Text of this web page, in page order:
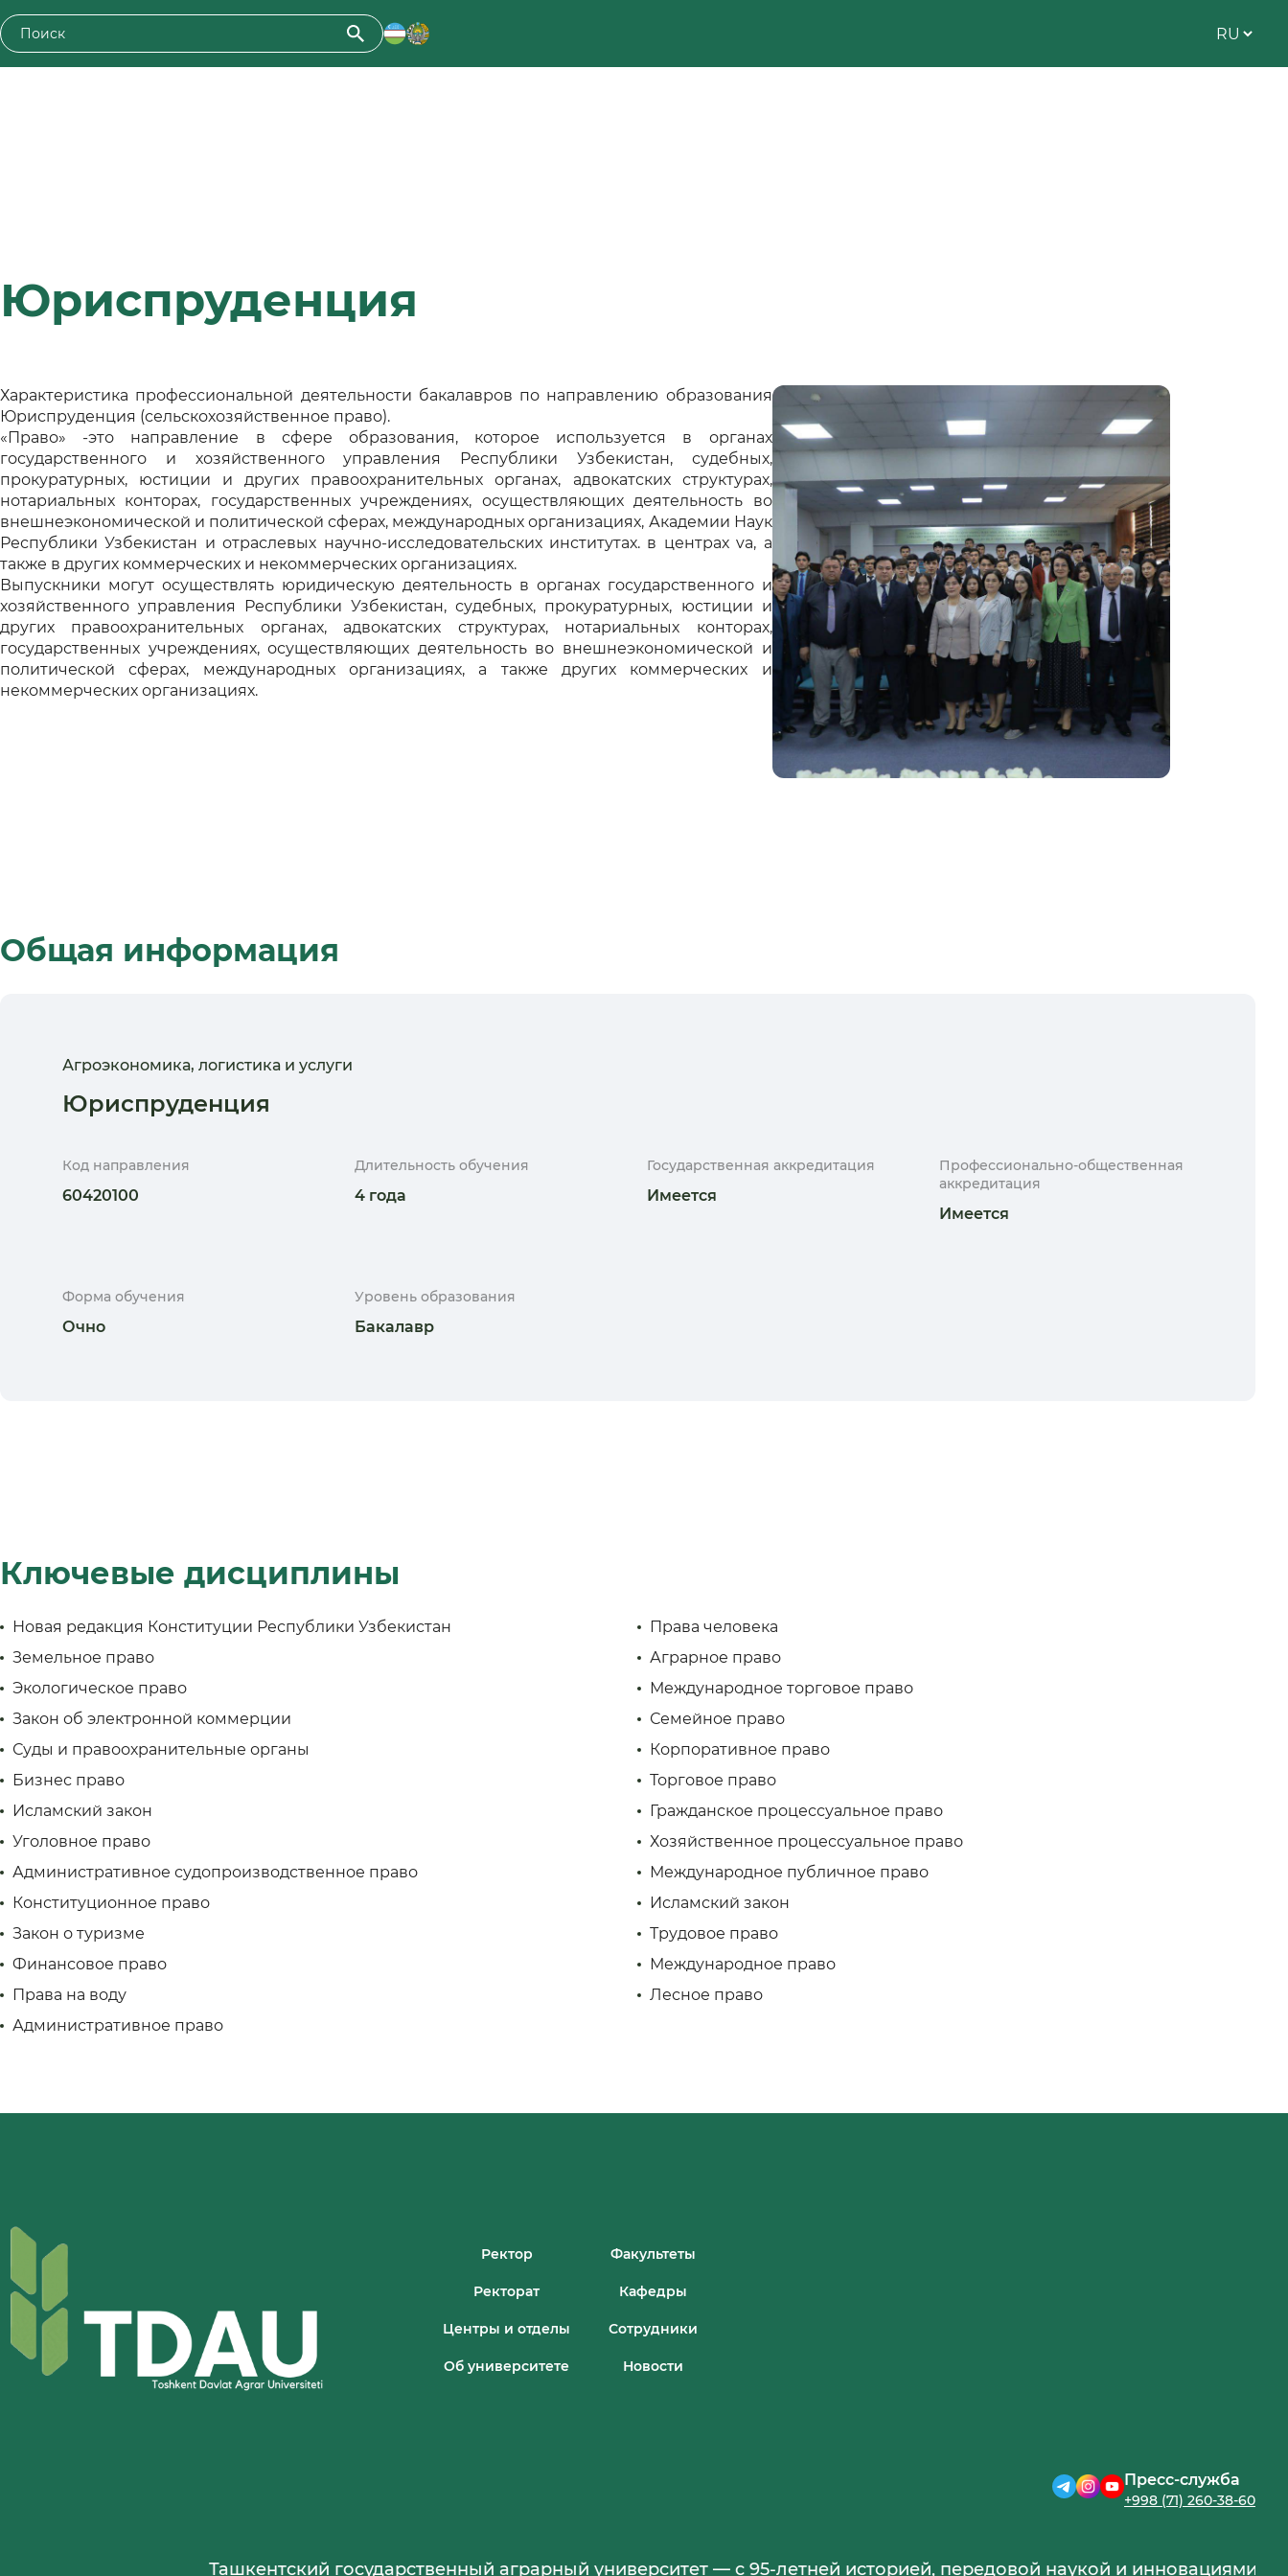
Юриспруденция
Характеристика профессиональной деятельности бакалавров по направлению образования
Юриспруденция (сельскохозяйственное право).
«Право» -это направление в сфере образования, которое используется в органах
государственного и хозяйственного управления Республики Узбекистан, судебных,
прокуратурных, юстиции и других правоохранительных органах, адвокатских структурах,
нотариальных конторах, государственных учреждениях, осуществляющих деятельность во
внешнеэкономической и политической сферах, международных организациях, Академии Наук
Республики Узбекистан и отраслевых научно-исследовательских институтах. в центрах va, а
также в других коммерческих и некоммерческих организациях.
Выпускники могут осуществлять юридическую деятельность в органах государственного и
хозяйственного управления Республики Узбекистан, судебных, прокуратурных, юстиции и
других правоохранительных органах, адвокатских структурах, нотариальных конторах,
государственных учреждениях, осуществляющих деятельность во внешнеэкономической и
политической сферах, международных организациях, а также других коммерческих и
некоммерческих организациях.
Общая информация
Агроэкономика, логистика и услуги
Юриспруденция
Код направления
60420100
Длительность обучения
4 года
Государственная аккредитация
Имеется
Профессионально-общественная
аккредитация
Имеется
Форма обучения
Очно
Уровень образования
Бакалавр
Ключевые дисциплины
Новая редакция Конституции Республики Узбекистан
Права человека
Земельное право
Аграрное право
Экологическое право
Международное торговое право
Закон об электронной коммерции
Семейное право
Суды и правоохранительные органы
Корпоративное право
Бизнес право
Торговое право
Исламский закон
Гражданское процессуальное право
Уголовное право
Хозяйственное процессуальное право
Административное судопроизводственное право
Международное публичное право
Конституционное право
Исламский закон
Закон о туризме
Трудовое право
Финансовое право
Международное право
Права на воду
Лесное право
Административное право
Ректор Факультеты
Ректорат Кафедры
Центры и отделы Сотрудники
Об университете Новости
Пресс-служба
+998 (71) 260-38-60
Ташкентский государственный аграрный университет — с 95-летней историей, передовой наукой и инновациями ещё